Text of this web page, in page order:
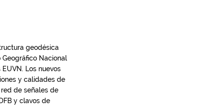
geodésica
Nacional
Los nuevos
y calidades de
de señales de
y clavos de